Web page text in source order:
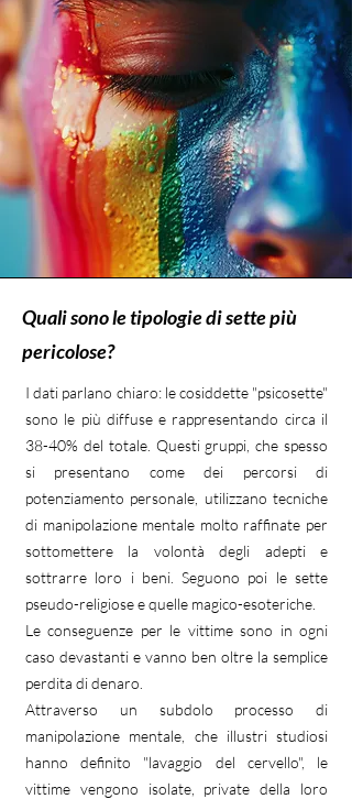
Quali sono le tipologie di sette più
pericolose?
I dati parlano chiaro: le cosiddette "psicosette"
sono le più diffuse e rappresentando circa il
38-40% del totale. Questi gruppi, che spesso
si presentano come dei percorsi di
potenziamento personale, utilizzano tecniche
di manipolazione mentale molto raffinate per
sottomettere la volontà degli adepti e
sottrarre loro i beni. Seguono poi le sette
pseudo-religiose e quelle magico-esoteriche.
Le conseguenze per le vittime sono in ogni
caso devastanti e vanno ben oltre la semplice
perdita di denaro.
Attraverso un subdolo processo di
manipolazione mentale, che illustri studiosi
hanno definito "lavaggio del cervello", le
vittime vengono isolate, private della loro